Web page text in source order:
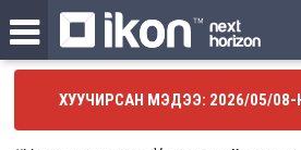
ХУУЧИРСАН МЭДЭЭ: 2026/05/